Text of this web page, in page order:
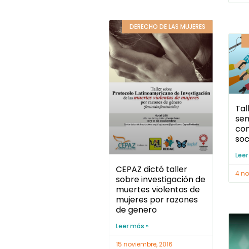
DERECHO DE LAS MUJERES
CEPAZ dictó taller
sobre investigación de
muertes violentas de
mujeres por razones
de genero
Leer más »
15 noviembre, 2016
4